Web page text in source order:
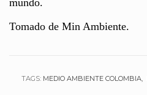
Tomado de Min Ambiente.
TAGS: MEDIO AMBIENTE COLOMBIA